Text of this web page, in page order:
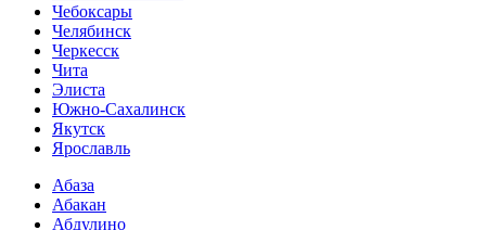
Чебоксары
Челябинск
Черкесск
Чита
Элиста
Южно-Сахалинск
Якутск
Ярославль
Абаза
Абакан
Абдулино